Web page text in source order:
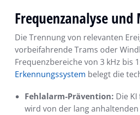
Frequenzanalyse
Die Trennung von relevanten
vorbeifahrende Trams oder
Frequenzbereiche von 3 kHz bis
Erkennungssystem belegt die
Fehlalarm-Prävention: Die
wird von der lang